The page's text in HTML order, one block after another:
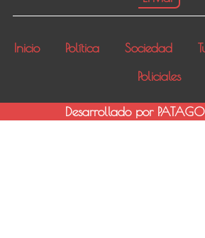
Inicio Política Sociedad
Policiales
Desarrollado por